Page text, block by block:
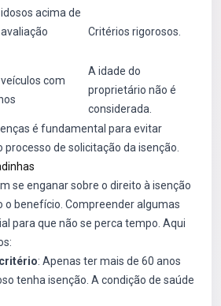
acima de
Critérios rigorosos.
com
A idade do
proprietário não é
considerada.
é fundamental para evitar
de solicitação da isenção.
se enganar sobre o direito à isenção
o benefício. Compreender algumas
para que não se perca tempo. Aqui
: Apenas ter mais de 60 anos
tenha isenção. A condição de saúde